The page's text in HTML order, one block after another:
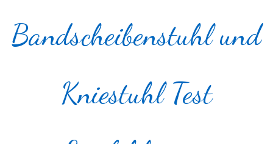
Bandscheibenstuhl und
Kniestuhl Test